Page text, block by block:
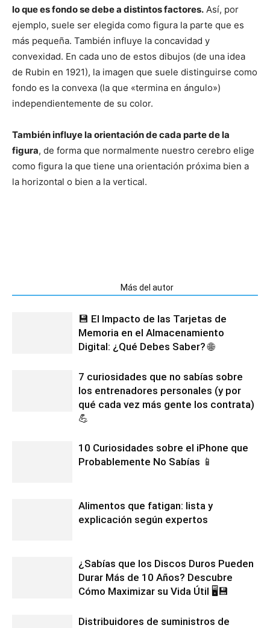
lo que es fondo se debe a distintos factores. Así, por
ejemplo, suele ser elegida como figura la parte que es
más pequeña. También influye la concavidad y
convexidad. En cada uno de estos dibujos (de una idea
de Rubin en 1921), la imagen que suele distinguirse como
fondo es la convexa (la que «termina en ángulo»)
independientemente de su color.
También influye la orientación de cada parte de la
figura, de forma que normalmente nuestro cerebro elige
como figura la que tiene una orientación próxima bien a
la horizontal o bien a la vertical.
Más del autor
💾 El Impacto de las Tarjetas de
Memoria en el Almacenamiento
Digital: ¿Qué Debes Saber? 🌐
7 curiosidades que no sabías sobre
los entrenadores personales (y por
qué cada vez más gente los contrata)
💪
10 Curiosidades sobre el iPhone que
Probablemente No Sabías 📱
Alimentos que fatigan: lista y
explicación según expertos
¿Sabías que los Discos Duros Pueden
Durar Más de 10 Años? Descubre
Cómo Maximizar su Vida Útil 🖥️💾
Distribuidores de suministros de